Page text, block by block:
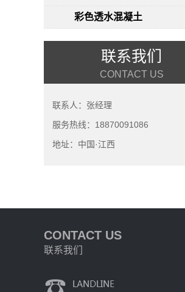
彩色透水混凝土
联系我们
CONTACT US
联系人：张经理
服务热线：18870091086
地址：中国·江西
CONTACT US
联系我们